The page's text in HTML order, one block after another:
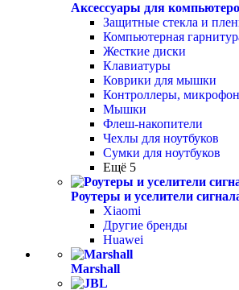
Аксессуары для
Защитные стекла и
Компьютерная
Жесткие диски
Клавиатуры
Коврики для мышки
Контроллеры,
Мышки
Флеш-накопители
Чехлы для ноутбуков
Сумки для ноутбуков
Ещё 5
Роутеры и уселители
Xiaomi
Другие бренды
Huawei
Marshall